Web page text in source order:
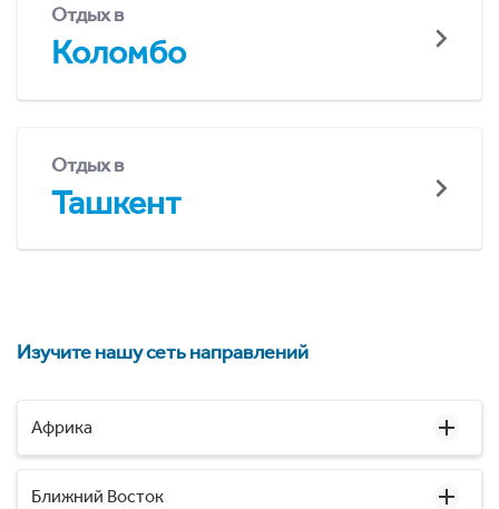
Отдых в
Коломбо
Отдых в
Ташкент
Изучите нашу сеть направлений
Африка
Ближний Восток